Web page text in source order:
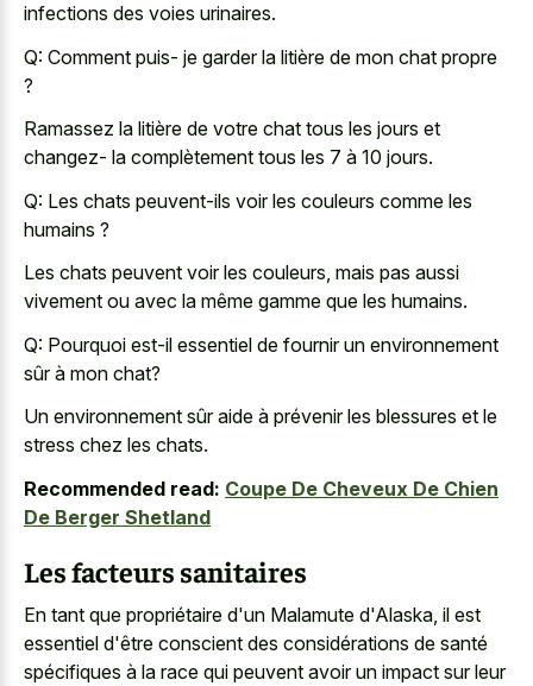
infections des voies urinaires.
Q: Comment puis- je garder la litière de mon chat propre
?
Ramassez la litière de votre chat tous les jours et
changez- la complètement tous les 7 à 10 jours.
Q: Les chats peuvent-ils voir les couleurs comme les
humains ?
Les chats peuvent voir les couleurs, mais pas aussi
vivement ou avec la même gamme que les humains.
Q: Pourquoi est-il essentiel de fournir un environnement
sûr à mon chat?
Un environnement sûr aide à prévenir les blessures et le
stress chez les chats.
Recommended read: Coupe De Cheveux De Chien
De Berger Shetland
Les facteurs sanitaires
En tant que propriétaire d'un Malamute d'Alaska, il est
essentiel d'être conscient des considérations de santé
spécifiques à la race qui peuvent avoir un impact sur leur